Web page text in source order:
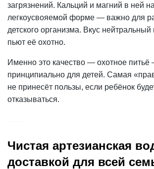
загрязнений. Кальций и магний в ней
легкоусвояемой форме — важно для
детского организма. Вкус нейтральный
пьют её охотно.
Именно это качество — охотное
принципиально для детей. Самая
не принесёт пользы, если ребёнок
отказываться.
Чистая артезианская
доставкой для всей